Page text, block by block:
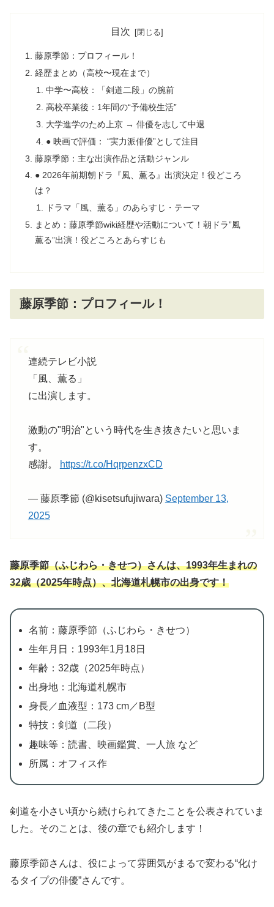
目次
藤原季節：プロフィール！
経歴まとめ（高校〜現在まで）
中学〜高校：「剣道二段」の腕前
高校卒業後：1年間の“予備校生活”
大学進学のため上京 → 俳優を志して中退
● 映画で評価： “実力派俳優”として注目
藤原季節：主な出演作品と活動ジャンル
● 2026年前期朝ドラ『風、薫る』出演決定！役どころ
は？
ドラマ「風、薫る」のあらすじ・テーマ
まとめ：藤原季節wiki経歴や活動について！朝ドラ”風
薫る”出演！役どころとあらすじも
藤原季節：プロフィール！
連続テレビ小説
「風、薫る」
に出演します。
激動の"明治"という時代を生き抜きたいと思いま
す。
感謝。
https://t.co/HqrpenzxCD
— 藤原季節 (@kisetsufujiwara) September 13,
2025
藤原季節（ふじわら・きせつ）さんは、1993年生まれの
32歳（2025年時点）、北海道札幌市の出身です！
名前：藤原季節（ふじわら・きせつ）
生年月日：1993年1月18日
年齢：32歳（2025年時点）
出身地：北海道札幌市
身長／血液型：173 cm／B型
特技：剣道（二段）
趣味等：読書、映画鑑賞、一人旅 など
所属：オフィス作
剣道を小さい頃から続けられてきたことを公表されていま
した。そのことは、後の章でも紹介します！
藤原季節さんは、役によって雰囲気がまるで変わる“化け
るタイプの俳優”さんです。